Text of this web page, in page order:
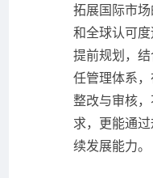
拓展国际市
和全球认可
提前规划，
任管理体系
整改与审核
求，更能通
续发展能力。